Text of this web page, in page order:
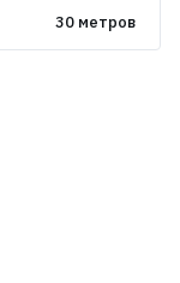
30 метров